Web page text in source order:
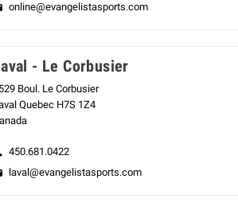
online@evangelistasports.com
- Le Corbusier
Boul. Le Corbusier
Quebec H7S 1Z4
450.681.0422
laval@evangelistasports.com